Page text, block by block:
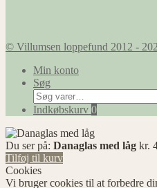
© Villumsen loppefund 2012 -
Min konto
Søg
Søg
efter:
Indkøbskurv 0
Du ser på: Danaglas med låg kr.
Tilføj til kurv
Cookies
Vi bruger cookies til at forbedre